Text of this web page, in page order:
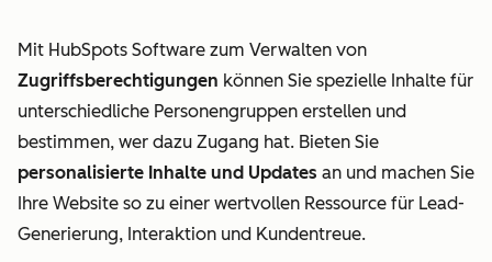
Mit HubSpots Software zum Verwalten von
Zugriffsberechtigungen können Sie spezielle Inhalte für
unterschiedliche Personengruppen erstellen und
bestimmen, wer dazu Zugang hat. Bieten Sie
personalisierte Inhalte und Updates an und machen Sie
Ihre Website so zu einer wertvollen Ressource für Lead-
Generierung, Interaktion und Kundentreue.